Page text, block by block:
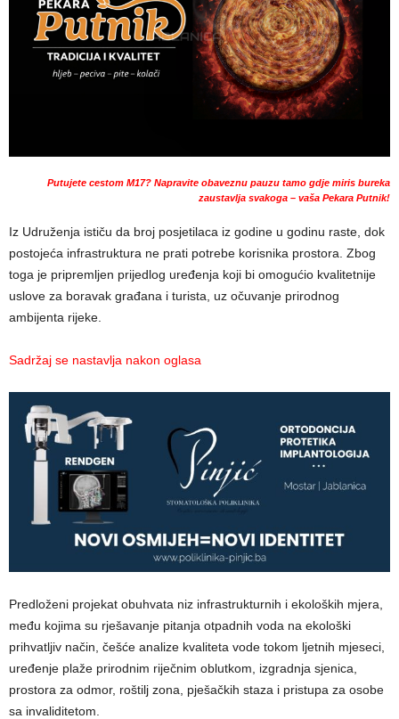
Putujete cestom M17? Napravite obaveznu pauzu tamo gdje miris bureka
zaustavlja svakoga – vaša Pekara Putnik!
Iz Udruženja ističu da broj posjetilaca iz godine u godinu raste, dok
postojeća infrastruktura ne prati potrebe korisnika prostora. Zbog
toga je pripremljen prijedlog uređenja koji bi omogućio kvalitetnije
uslove za boravak građana i turista, uz očuvanje prirodnog
ambijenta rijeke.
Sadržaj se nastavlja nakon oglasa
Predloženi projekat obuhvata niz infrastrukturnih i ekoloških mjera,
među kojima su rješavanje pitanja otpadnih voda na ekološki
prihvatljiv način, češće analize kvaliteta vode tokom ljetnih mjeseci,
uređenje plaže prirodnim riječnim oblutkom, izgradnja sjenica,
prostora za odmor, roštilj zona, pješačkih staza i pristupa za osobe
sa invaliditetom.